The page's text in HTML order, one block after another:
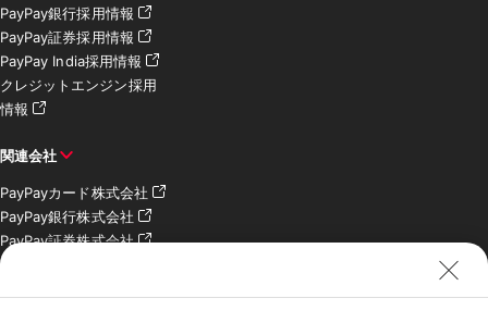
PayPay銀行採用情報
PayPay証券採用情報
PayPay India採用情報
クレジットエンジン採用
情報
関連会社
PayPayカード株式会社
PayPay銀行株式会社
PayPay証券株式会社
PayPay SC株式会社